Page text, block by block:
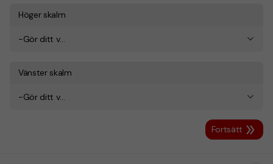
Höger skalm
-Gör ditt val-
Vänster skalm
-Gör ditt val-
Fortsätt